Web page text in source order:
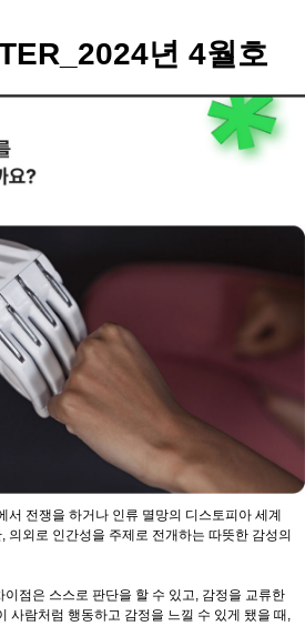
년 4월호
서 전쟁을 하거나 인류 멸망의 디스토피아 세계
의외로 인간성을 주제로 전개하는 따뜻한 감성의
점은 스스로 판단을 할 수 있고, 감정을 교류한
사람처럼 행동하고 감정을 느낄 수 있게 됐을 때,